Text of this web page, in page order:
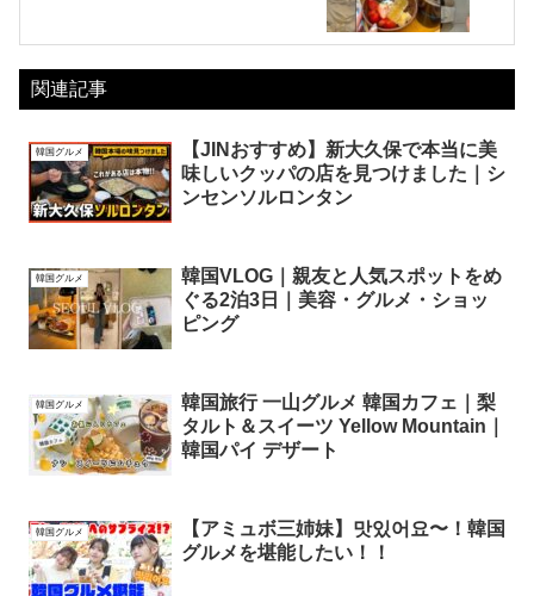
関連記事
韓国グルメ
【JINおすすめ】新大久保で本当に美
味しいクッパの店を見つけました｜シ
ンセンソルロンタン
韓国グルメ
韓国VLOG｜親友と人気スポットをめ
ぐる2泊3日｜美容・グルメ・ショッ
ピング
韓国グルメ
韓国旅行 一山グルメ 韓国カフェ｜梨
タルト＆スイーツ Yellow Mountain｜
韓国パイ デザート
韓国グルメ
【アミュボ三姉妹】맛있어요〜！韓国
グルメを堪能したい！！